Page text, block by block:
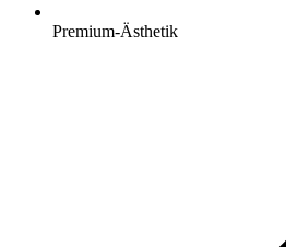
Premium-Ästhetik